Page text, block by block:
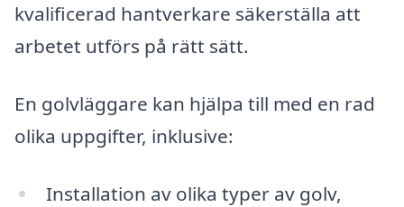
kvalificerad hantverkare säkerställa att
arbetet utförs på rätt sätt.
En golvläggare kan hjälpa till med en rad
olika uppgifter, inklusive:
Installation av olika typer av golv,